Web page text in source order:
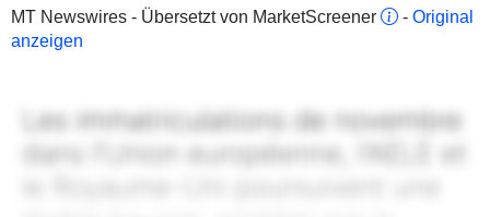
MT Newswires - Übersetzt von MarketScreener
- Original
anzeigen